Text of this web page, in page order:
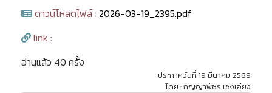
ดาวน์โหลดไฟล์ : 2026-03-19_2395.pdf
link :
อ่านแล้ว 40 ครั้ง
ประกาศวันที่ 19 มีนาคม 2569
โดย : กัญญาพัชร เซ่งเอียง